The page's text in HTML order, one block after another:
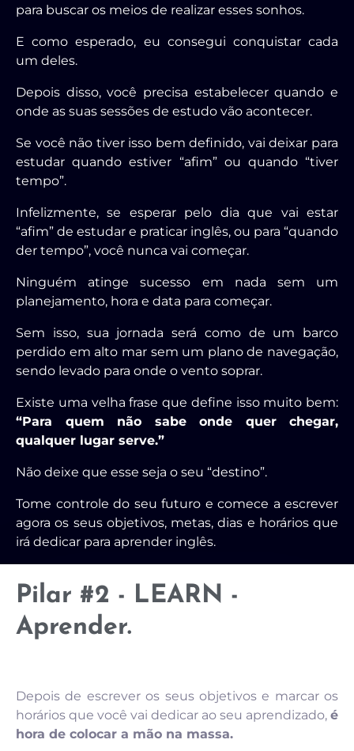
para buscar os meios de realizar esses sonhos.
E como esperado, eu consegui conquistar cada
um deles.
Depois disso, você precisa estabelecer quando e
onde as suas sessões de estudo vão acontecer.
Se você não tiver isso bem definido, vai deixar para
estudar quando estiver “afim” ou quando “tiver
tempo”.
Infelizmente, se esperar pelo dia que vai estar
“afim” de estudar e praticar inglês, ou para “quando
der tempo”, você nunca vai começar.
Ninguém atinge sucesso em nada sem um
planejamento, hora e data para começar.
Sem isso, sua jornada será como de um barco
perdido em alto mar sem um plano de navegação,
sendo levado para onde o vento soprar.
Existe uma velha frase que define isso muito bem:
“Para quem não sabe onde quer chegar,
qualquer lugar serve.”
Não deixe que esse seja o seu “destino”.
Tome controle do seu futuro e comece a escrever
agora os seus objetivos, metas, dias e horários que
irá dedicar para aprender inglês.
Pilar #2 - LEARN -
Aprender.
Depois de escrever os seus objetivos e marcar os
horários que você vai dedicar ao seu aprendizado, é
hora de colocar a mão na massa.